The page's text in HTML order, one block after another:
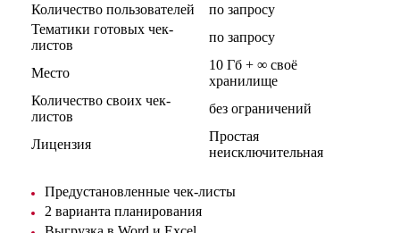
Количество пользователей
по запросу
Тематики готовых чек-
листов
по запросу
Место
10 Гб + ∞ своё
хранилище
Количество своих чек-
листов
без ограничений
Лицензия
Простая
неисключительная
Предустановленные чек-листы
2 варианта планирования